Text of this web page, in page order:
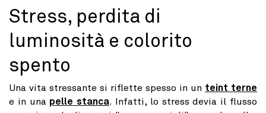
Stress, perdita di
luminosità e colorito
spento
Una vita stressante si riflette spesso in un teint terne
e in una pelle stanca. Infatti, lo stress devia il flusso